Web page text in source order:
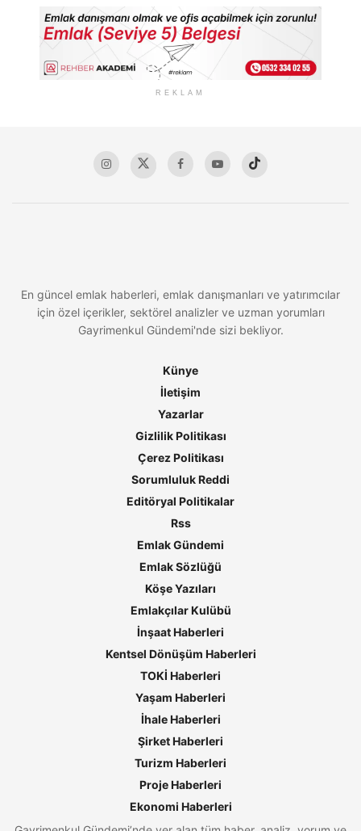
REKLAM
En güncel emlak haberleri, emlak danışmanları ve yatırımcılar
için özel içerikler, sektörel analizler ve uzman yorumları
Gayrimenkul Gündemi'nde sizi bekliyor.
Künye
İletişim
Yazarlar
Gizlilik Politikası
Çerez Politikası
Sorumluluk Reddi
Editöryal Politikalar
Rss
Emlak Gündemi
Emlak Sözlüğü
Köşe Yazıları
Emlakçılar Kulübü
İnşaat Haberleri
Kentsel Dönüşüm Haberleri
TOKİ Haberleri
Yaşam Haberleri
İhale Haberleri
Şirket Haberleri
Turizm Haberleri
Proje Haberleri
Ekonomi Haberleri